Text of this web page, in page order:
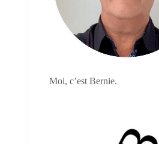
Moi, c’est Bernie.